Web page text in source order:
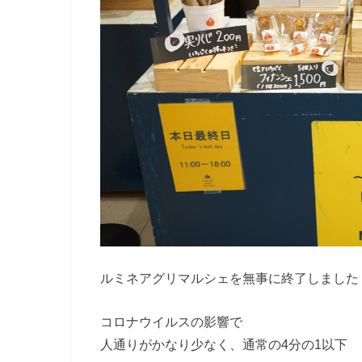
ルミネアグリマルシェを無事に終了しました
コロナウイルスの影響で
人通りがかなり少なく、通常の4分の1以下